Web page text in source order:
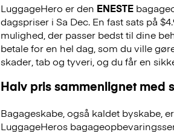
LuggageHero er den ENESTE
dagspriser i Sa Dec. En fast sats på
mulighed, der passer bedst til dine
betale for en hel dag, som du ville
skader, tab og tyveri, og du får en
Halv pris sammenlignet med
Bagageskabe, også kaldet byskabe,
LuggageHeros